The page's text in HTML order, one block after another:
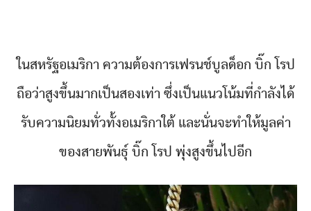
ในสหรัฐอเมริกา ความต้องการเฟรนช์บูลด็อก บิ๊ก โรป
ถือว่าสูงขึ้นมากเป็นสองเท่า ซึ่งเป็นแนวโน้มที่กำลังได้
รับความนิยมทั่วทั้งอเมริกาใต้ และนั่นจะทำให้มูลค่า
ของสายพันธุ์ บิ๊ก โรป พุ่งสูงขึ้นไปอีก